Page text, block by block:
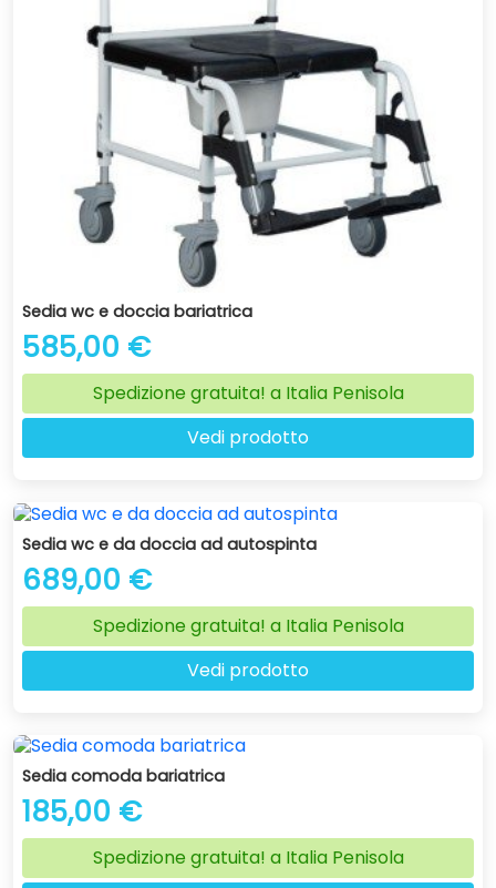
Sedia wc e doccia bariatrica
585,00 €
Spedizione gratuita! a Italia Penisola
Vedi prodotto
Sedia wc e da doccia ad autospinta
689,00 €
Spedizione gratuita! a Italia Penisola
Vedi prodotto
Sedia comoda bariatrica
185,00 €
Spedizione gratuita! a Italia Penisola